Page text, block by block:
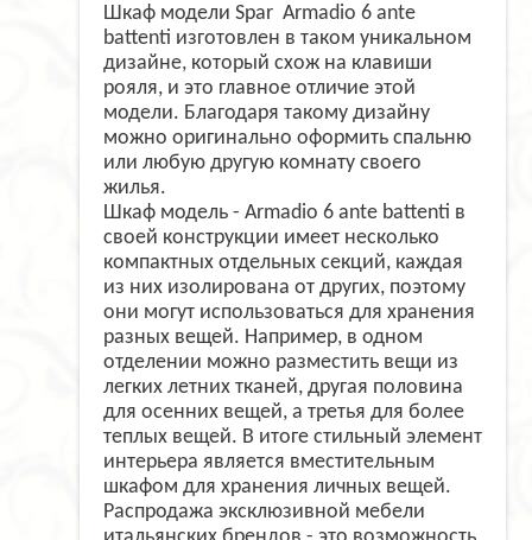
Шкаф модели Spar Armadio 6 ante
battenti изготовлен в таком уникальном
дизайне, который схож на клавиши
рояля, и это главное отличие этой
модели. Благодаря такому дизайну
можно оригинально оформить спальню
или любую другую комнату своего
жилья.
Шкаф модель - Armadio 6 ante battenti в
своей конструкции имеет несколько
компактных отдельных секций, каждая
из них изолирована от других, поэтому
они могут использоваться для хранения
разных вещей. Например, в одном
отделении можно разместить вещи из
легких летних тканей, другая половина
для осенних вещей, а третья для более
теплых вещей. В итоге стильный элемент
интерьера является вместительным
шкафом для хранения личных вещей.
Распродажа эксклюзивной мебели